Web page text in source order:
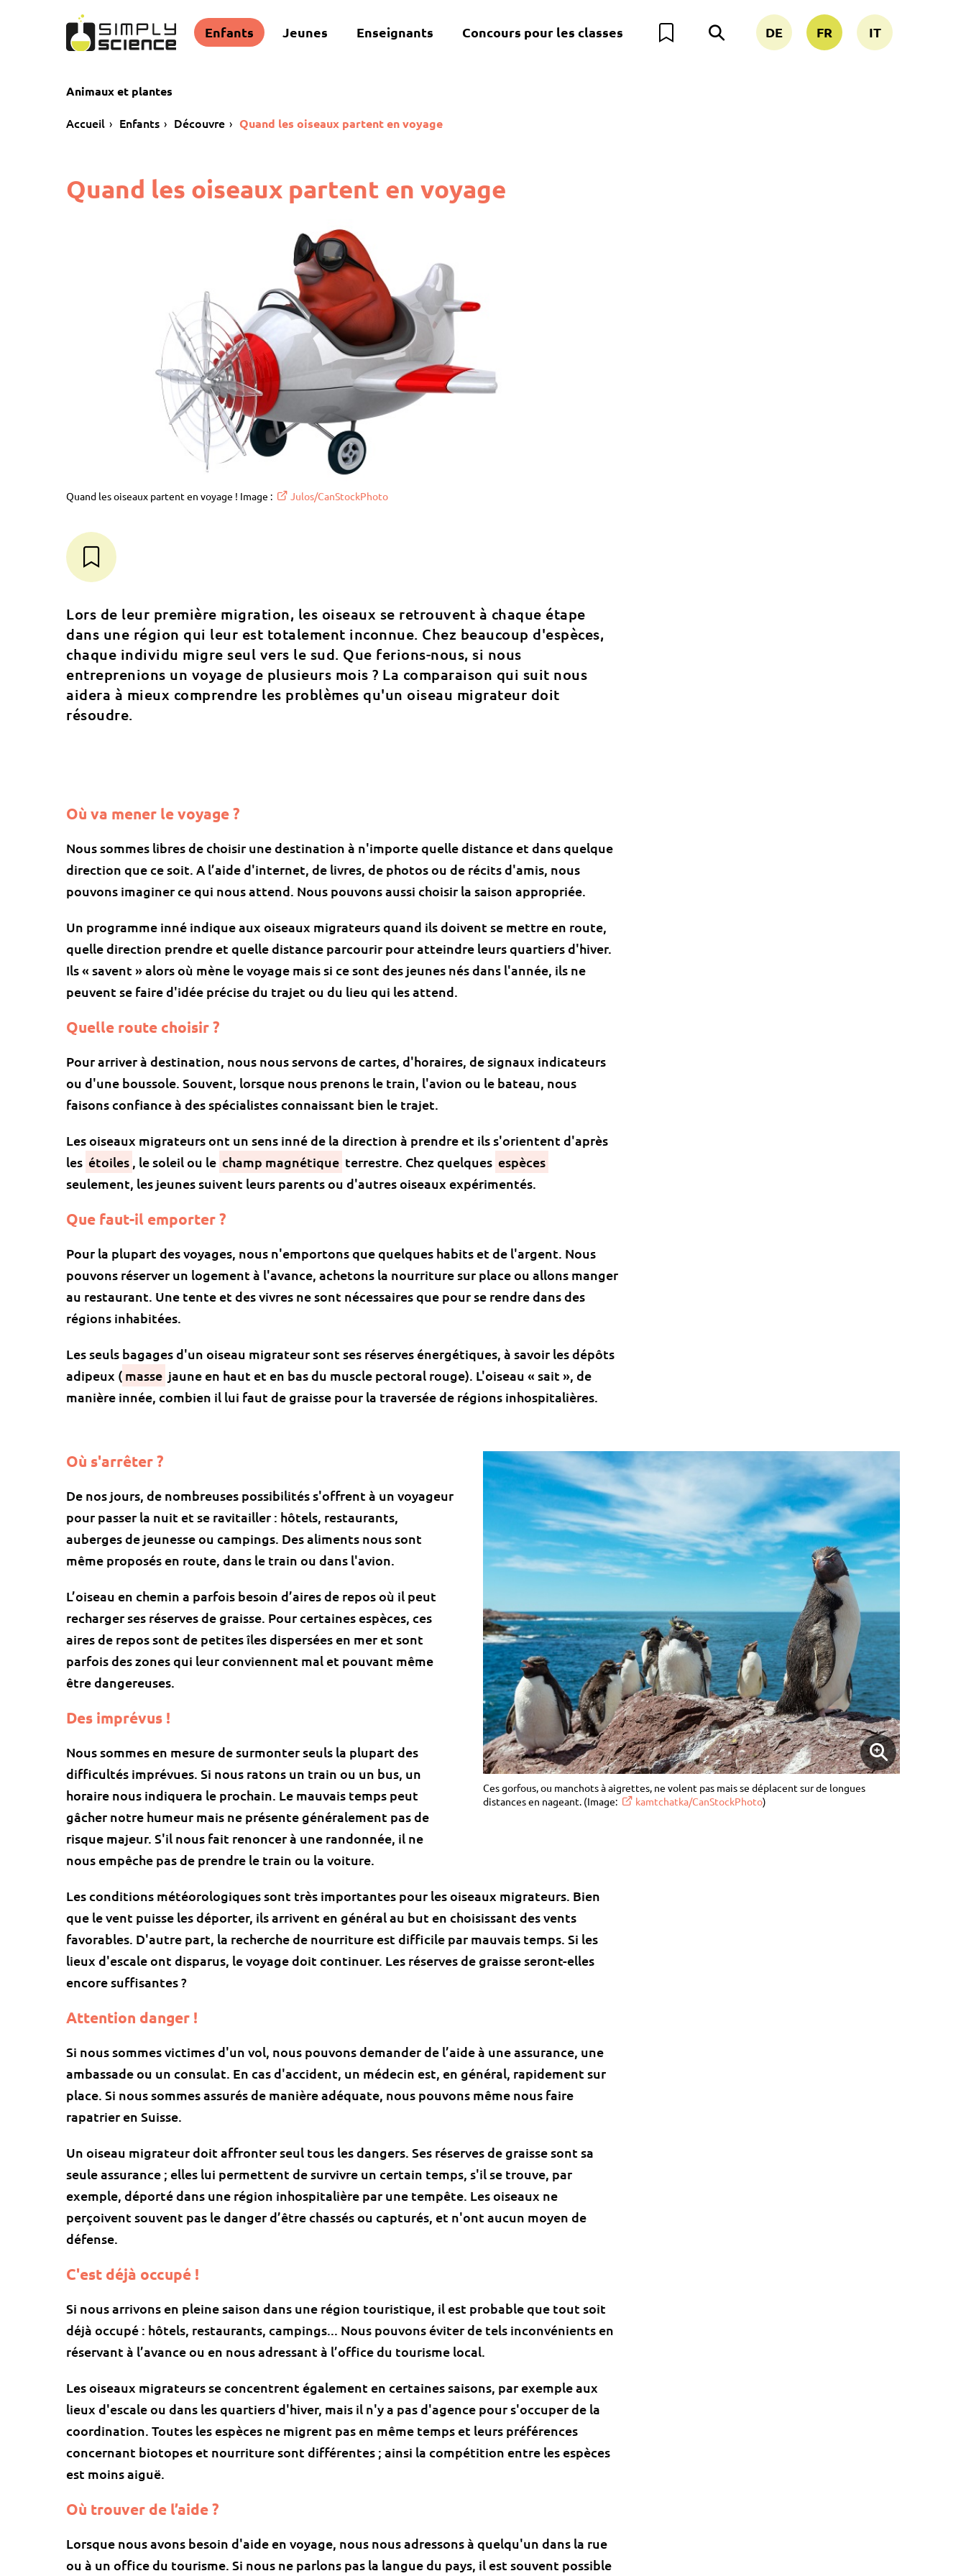
Enfants Jeunes Enseignants Concours pour les classes DE FR IT
Animaux et plantes
Accueil Enfants Découvre Quand les oiseaux partent en voyage
Quand les oiseaux partent en voyage
Quand les oiseaux partent en voyage ! Image : Julos/CanStockPhoto
Lors de leur première migration, les oiseaux se retrouvent à chaque étape
dans une région qui leur est totalement inconnue. Chez beaucoup d'espèces,
chaque individu migre seul vers le sud. Que ferions-nous, si nous
entreprenions un voyage de plusieurs mois ? La comparaison qui suit nous
aidera à mieux comprendre les problèmes qu'un oiseau migrateur doit
résoudre.
Où va mener le voyage ?
Nous sommes libres de choisir une destination à n'importe quelle distance et dans quelque
direction que ce soit. A l’aide d'internet, de livres, de photos ou de récits d'amis, nous
pouvons imaginer ce qui nous attend. Nous pouvons aussi choisir la saison appropriée.
Un programme inné indique aux oiseaux migrateurs quand ils doivent se mettre en route,
quelle direction prendre et quelle distance parcourir pour atteindre leurs quartiers d'hiver.
Ils « savent » alors où mène le voyage mais si ce sont des jeunes nés dans l'année, ils ne
peuvent se faire d'idée précise du trajet ou du lieu qui les attend.
Quelle route choisir ?
Pour arriver à destination, nous nous servons de cartes, d'horaires, de signaux indicateurs
ou d'une boussole. Souvent, lorsque nous prenons le train, l'avion ou le bateau, nous
faisons confiance à des spécialistes connaissant bien le trajet.
Les oiseaux migrateurs ont un sens inné de la direction à prendre et ils s'orientent d'après
les étoiles , le soleil ou le champ magnétique terrestre. Chez quelques espèces
seulement, les jeunes suivent leurs parents ou d'autres oiseaux expérimentés.
Que faut-il emporter ?
Pour la plupart des voyages, nous n'emportons que quelques habits et de l'argent. Nous
pouvons réserver un logement à l'avance, achetons la nourriture sur place ou allons manger
au restaurant. Une tente et des vivres ne sont nécessaires que pour se rendre dans des
régions inhabitées.
Les seuls bagages d'un oiseau migrateur sont ses réserves énergétiques, à savoir les dépôts
adipeux ( masse jaune en haut et en bas du muscle pectoral rouge). L'oiseau « sait », de
manière innée, combien il lui faut de graisse pour la traversée de régions inhospitalières.
Ces gorfous, ou manchots à aigrettes, ne volent pas mais se déplacent sur de longues
distances en nageant. (Image:
kamtchatka/CanStockPhoto)
Où s'arrêter ?
De nos jours, de nombreuses possibilités s'offrent à un voyageur
pour passer la nuit et se ravitailler : hôtels, restaurants,
auberges de jeunesse ou campings. Des aliments nous sont
même proposés en route, dans le train ou dans l'avion.
L’oiseau en chemin a parfois besoin d’aires de repos où il peut
recharger ses réserves de graisse. Pour certaines espèces, ces
aires de repos sont de petites îles dispersées en mer et sont
parfois des zones qui leur conviennent mal et pouvant même
être dangereuses.
Des imprévus !
Nous sommes en mesure de surmonter seuls la plupart des
difficultés imprévues. Si nous ratons un train ou un bus, un
horaire nous indiquera le prochain. Le mauvais temps peut
gâcher notre humeur mais ne présente généralement pas de
risque majeur. S'il nous fait renoncer à une randonnée, il ne
nous empêche pas de prendre le train ou la voiture.
Les conditions météorologiques sont très importantes pour les oiseaux migrateurs. Bien
que le vent puisse les déporter, ils arrivent en général au but en choisissant des vents
favorables. D'autre part, la recherche de nourriture est difficile par mauvais temps. Si les
lieux d'escale ont disparus, le voyage doit continuer. Les réserves de graisse seront-elles
encore suffisantes ?
Attention danger !
Si nous sommes victimes d'un vol, nous pouvons demander de l’aide à une assurance, une
ambassade ou un consulat. En cas d'accident, un médecin est, en général, rapidement sur
place. Si nous sommes assurés de manière adéquate, nous pouvons même nous faire
rapatrier en Suisse.
Un oiseau migrateur doit affronter seul tous les dangers. Ses réserves de graisse sont sa
seule assurance ; elles lui permettent de survivre un certain temps, s'il se trouve, par
exemple, déporté dans une région inhospitalière par une tempête. Les oiseaux ne
perçoivent souvent pas le danger d’être chassés ou capturés, et n'ont aucun moyen de
défense.
C'est déjà occupé !
Si nous arrivons en pleine saison dans une région touristique, il est probable que tout soit
déjà occupé : hôtels, restaurants, campings... Nous pouvons éviter de tels inconvénients en
réservant à l’avance ou en nous adressant à l’office du tourisme local.
Les oiseaux migrateurs se concentrent également en certaines saisons, par exemple aux
lieux d'escale ou dans les quartiers d'hiver, mais il n'y a pas d'agence pour s'occuper de la
coordination. Toutes les espèces ne migrent pas en même temps et leurs préférences
concernant biotopes et nourriture sont différentes ; ainsi la compétition entre les espèces
est moins aiguë.
Où trouver de l’aide ?
Lorsque nous avons besoin d'aide en voyage, nous nous adressons à quelqu'un dans la rue
ou à un office du tourisme. Si nous ne parlons pas la langue du pays, il est souvent possible